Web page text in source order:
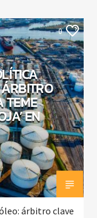
0
TEME
EN
árbitro clave